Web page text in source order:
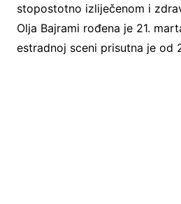
stopostotno izliječenom i
Olja Bajrami rođena je 21.
estradnoj sceni prisutna je od